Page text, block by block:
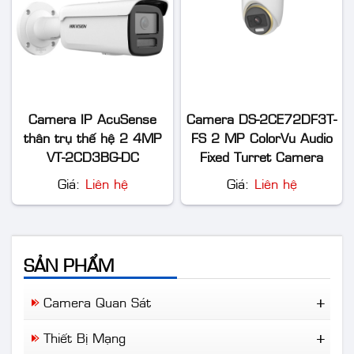
Camera IP AcuSense
thân trụ thế hệ 2 4MP
VT-2CD3BG-DC
Giá: Liên hệ
Camera DS-2CE72DF3T-
FS 2 MP ColorVu Audio
Fixed Turret Camera
Giá: Liên hệ
SẢN PHẨM
Camera Quan Sát
Camera Trọn Bộ
Thiết Bị Mạng